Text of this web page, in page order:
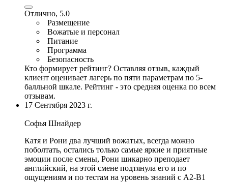
Отлично, 5.0
Размещение
Вожатые и персонал
Питание
Программа
Безопасность
Кто формирует рейтинг? Оставляя отзыв, каждый
клиент оценивает лагерь по пяти параметрам по 5-
балльной шкале. Рейтинг - это средняя оценка по всем
отзывам.
17 Сентября 2023 г.
Софья Шнайдер
Катя и Рони два лучший вожатых, всегда можно
поболтать, остались только самые яркие и приятные
эмоции после смены, Рони шикарно преподает
английский, на этой смене подтянула его и по
ощущениям и по тестам на уровень знаний с А2-В1